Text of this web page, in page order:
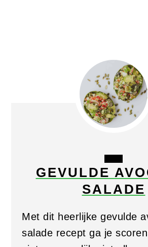
PIN
GEVULDE
SALADE
Met dit heerlijke gevulde
salade recept ga je